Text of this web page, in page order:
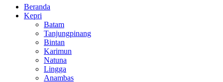
Beranda
Kepri
Batam
Tanjungpinang
Bintan
Karimun
Natuna
Lingga
Anambas